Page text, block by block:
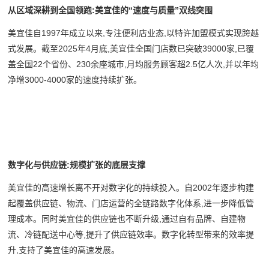
从区域深耕到全国领跑:美宜佳的“速度与质量”双线突围
美宜佳自1997年成立以来,专注便利店业态,以特许加盟模式实现跨越
式发展。截至2025年4月底,美宜佳全国门店数已突破39000家,已覆
盖全国22个省份、230余座城市,月均服务顾客超2.5亿人次,并以年均
净增3000-4000家的速度持续扩张。
数字化与供应链:规模扩张的底层支撑
美宜佳的高速增长离不开对数字化的持续投入。自2002年逐步构建
起覆盖供应链、物流、门店运营的全链路数字化体系,进一步降低管
理成本。同时美宜佳的供应链也不断升级,通过自有品牌、自建物
流、冷链配送中心等,提升了供应链效率。数字化转型带来的效率提
升,支持了美宜佳的高速发展。